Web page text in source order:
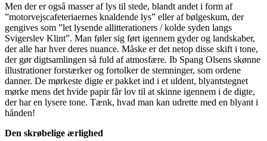
Men der er også masser af lys til stede, blandt andet i form af
”motorvejscafeteriaernes knaldende lys” eller af bølgeskum, der
gengives som ”let lysende allitterationers / kolde syden langs
Svigerslev Klint”. Man føler sig ført igennem gyder og landskaber,
der alle har hver deres nuance. Måske er det netop disse skift i tone,
der gør digtsamlingen så fuld af atmosfære. Ib Spang Olsens skønne
illustrationer forstærker og fortolker de stemninger, som ordene
danner. De mørkeste digte er pakket ind i et uldent, blyantstegnet
mørke mens det hvide papir får lov til at skinne igennem i de digte,
der har en lysere tone. Tænk, hvad man kan udrette med en blyant i
hånden!
Den skrøbelige ærlighed